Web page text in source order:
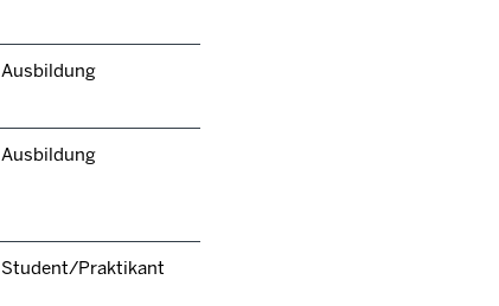
Ausbildung
Ausbildung
Student/Praktikant